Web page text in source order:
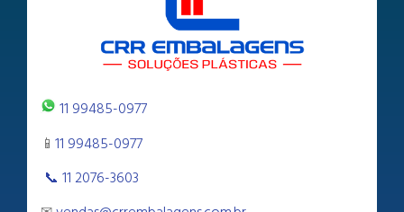
11 99485-0977
📱 11 99485-0977
📞 11 2076-3603